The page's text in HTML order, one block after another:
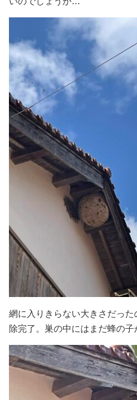
網に入りきらない大きさだっ
除完了。巣の中にはまだ蜂の子